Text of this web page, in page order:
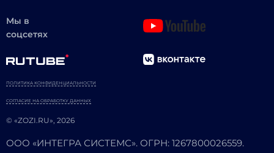
Мы в
соцсетях
© «ZOZI.RU», 2026
ПОЛИТИКА КОНФИДЕНЦИАЛЬНОСТИ
СОГЛАСИЕ НА ОБРАБОТКУ ДАННЫХ
ООО «ИНТЕГРА СИСТЕМС». ОГРН: 1267800026559.